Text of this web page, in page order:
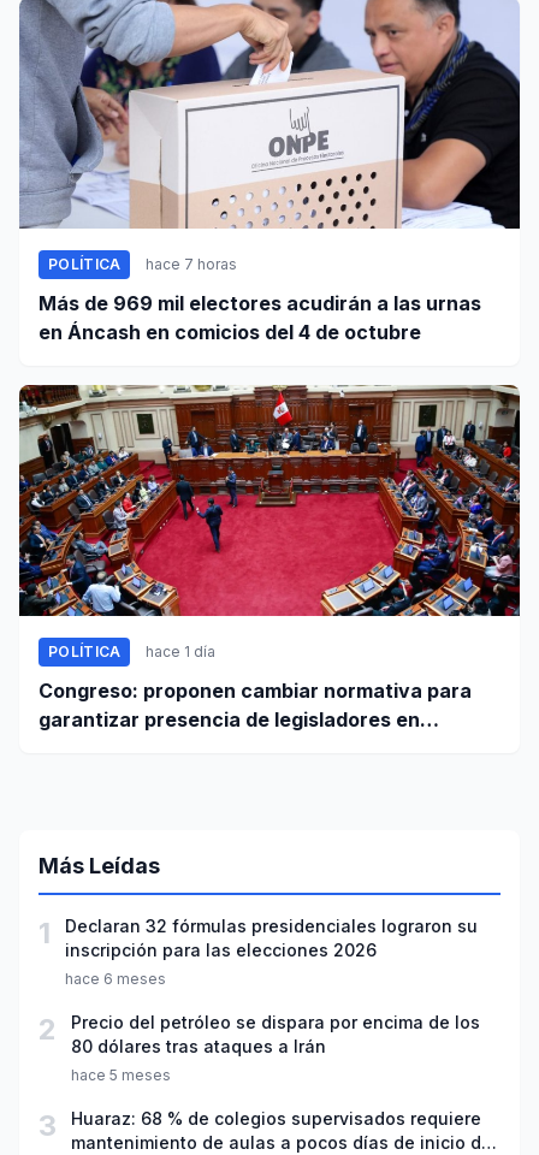
POLÍTICA hace 7 horas
Más de 969 mil electores acudirán a las urnas
en Áncash en comicios del 4 de octubre
POLÍTICA hace 1 día
Congreso: proponen cambiar normativa para
garantizar presencia de legisladores en
Más Leídas
1
Declaran 32 fórmulas presidenciales lograron su
inscripción para las elecciones 2026
hace 6 meses
2
Precio del petróleo se dispara por encima de los
80 dólares tras ataques a Irán
hace 5 meses
3
Huaraz: 68 % de colegios supervisados requiere
mantenimiento de aulas a pocos días de inicio del